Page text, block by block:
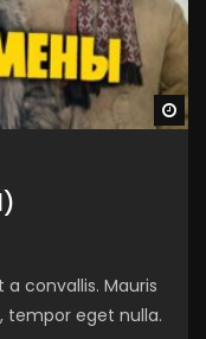
convallis. Mauris
tempor eget nulla.